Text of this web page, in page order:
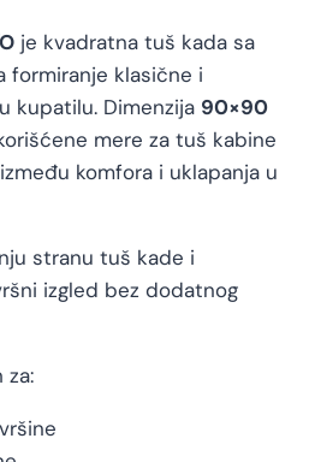
je kvadratna tuš kada sa
formiranje klasične i
kupatilu. Dimenzija 90×90
mere za tuš kabine
komfora i uklapanja u
stranu tuš kade i
izgled bez dodatnog
za: